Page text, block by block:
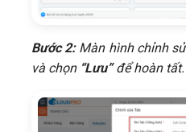
Bước 2:Màn hình chỉnh
và chọn “Lưu”để hoàn tất.